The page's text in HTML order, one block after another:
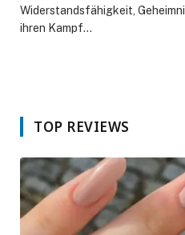
Widerstandsfähigkeit,
ihren Kampf…
TOP REVIEWS